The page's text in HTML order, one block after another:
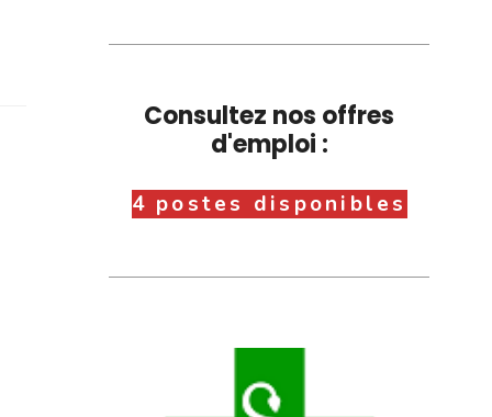
Consultez nos offres
d'emploi :
4 postes disponibles